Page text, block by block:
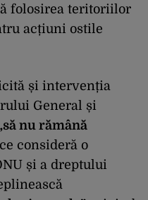
folosirea teritoriilor
acțiuni ostile
și intervenția
General și
nu rămână
consideră o
și a dreptului